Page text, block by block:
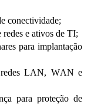
conectividade;
e ativos de TI;
para implantação
redes LAN, WAN e
para proteção de